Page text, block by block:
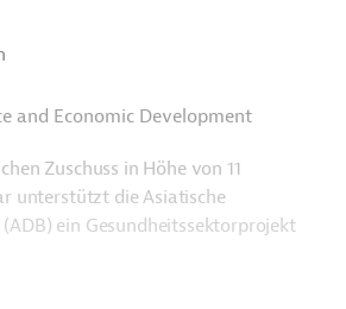
and Economic Development
Zuschuss in Höhe von 11
unterstützt die Asiatische
ein Gesundheitssektorprojekt